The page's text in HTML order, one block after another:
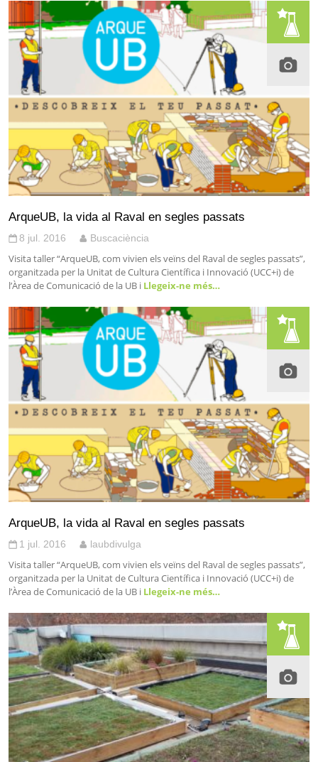
ArqueUB, la vida al Raval en segles passats
8 jul. 2016 Buscaciència
Visita taller “ArqueUB, com vivien els veïns del Raval de segles passats”,
organitzada per la Unitat de Cultura Científica i Innovació (UCC+i) de
l’Àrea de Comunicació de la UB i Llegeix-ne més…
ArqueUB, la vida al Raval en segles passats
1 jul. 2016 laubdivulga
Visita taller “ArqueUB, com vivien els veïns del Raval de segles passats”,
organitzada per la Unitat de Cultura Científica i Innovació (UCC+i) de
l’Àrea de Comunicació de la UB i Llegeix-ne més…